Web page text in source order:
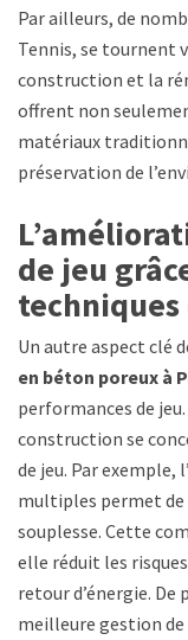
Par ailleurs, de
Tennis, se tournent
construction et la
offrent non
matériaux
préservation de
de jeu
Un autre aspect clé
en béton poreux à
performances de
construction se
de jeu. Par exemple,
multiples permet de
souplesse. Cette
elle réduit les
retour d’énergie.
meilleure gestion de